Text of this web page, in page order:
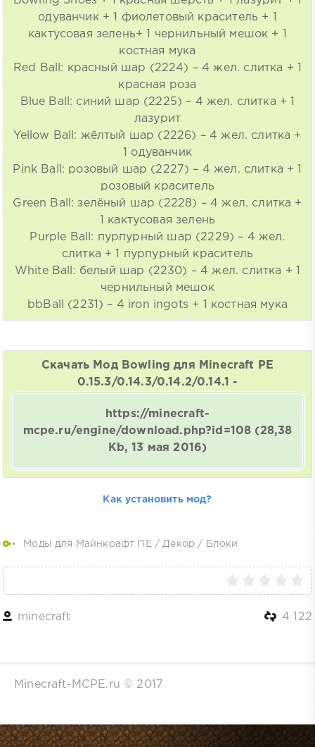
одуванчик + 1 фиолетовый краситель + 1
кактусовая зелень+ 1 чернильный мешок + 1
костная мука
Red Ball: красный шар (2224) – 4 жел. слитка + 1
красная роза
Blue Ball: синий шар (2225) – 4 жел. слитка + 1
лазурит
Yellow Ball: жёлтый шар (2226) – 4 жел. слитка +
1 одуванчик
Pink Ball: розовый шар (2227) – 4 жел. слитка + 1
розовый краситель
Green Ball: зелёный шар (2228) – 4 жел. слитка +
1 кактусовая зелень
Purple Ball: пурпурный шар (2229) – 4 жел.
слитка + 1 пурпурный краситель
White Ball: белый шар (2230) – 4 жел. слитка + 1
чернильный мешок
bbBall (2231) – 4 iron ingots + 1 костная мука
Скачать Мод Bowling для Minecraft PE
0.15.3/0.14.3/0.14.2/0.14.1 -
https://minecraft-
mcpe.ru/engine/download.php?id=108 (28,38
Kb, 13 мая 2016)
Как установить мод?
Моды для Майнкрафт ПЕ / Декор / Блоки
minecraft 4 122
Minecraft-MCPE.ru © 2017